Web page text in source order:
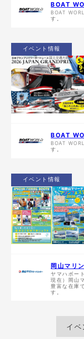
BOAT
BOAT
す。
イベント情報
BOAT
BOAT
す。
イベント情報
岡山マリン
ヤマハボー
現在）岡山
豊富な在庫
す。
イベ